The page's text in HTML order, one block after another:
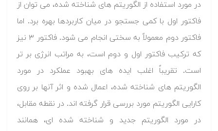
در مورد استفاده از الگوریتم های شناخته شده، می توان از
فاکتور اول با کمی جستجو در میان کاربردها بهره برد. اما
فاکتور دوم معمولاً به سختی انجام می شود. فاکتور ۳ نیز
که ترکیب فاکتور اول و دوم است، به مراتب انرژی بر تر
است. تقریباً اغلب ایده های بهبود عملکرد در مورد
الگوریتم های شناخته شده، اعمال شده و اثر آنها بر روی
کارایی الگوریتم مورد بررسی قرار گرفته اند. در نقطه مقابل،
در مورد الگوریتم جدید و شناخته شده ای، همانند